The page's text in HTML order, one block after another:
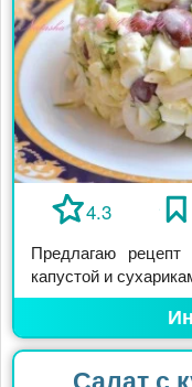
4.3
Предлагаю
капустой и